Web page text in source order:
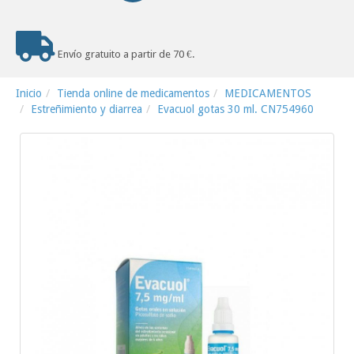
Envío gratuito a partir de 70 €.
Inicio Tienda online de medicamentos
MEDICAMENTOS
Estreñimiento y diarrea
Evacuol gotas 30 ml. CN754960